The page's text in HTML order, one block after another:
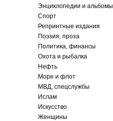
Энциклопедии и альбомы
Спорт
Репринтные издания
Поэзия, проза
Политика, финансы
Охота и рыбалка
Нефть
Море и флот
МВД, спецслужбы
Ислам
Искусство
Женщины